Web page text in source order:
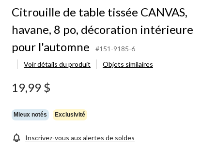
Citrouille de table tissée CANVAS,
havane, 8 po, décoration intérieure
pour l'automne
#151-9185-6
Voir détails du produit
Objets similaires
19,99 $
Mieux notés Exclusivité
Inscrivez-vous aux alertes de soldes